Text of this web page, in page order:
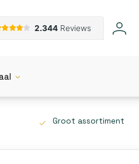
Groot assortiment